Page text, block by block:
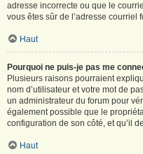
adresse incorrecte ou que le
vous êtes sûr de l’adresse courriel
Haut
Pourquoi ne puis-je pas me
Plusieurs raisons pourraient
nom d’utilisateur et votre mot de
un administrateur du forum pour
également possible que le
configuration de son côté, et qu’il
Haut